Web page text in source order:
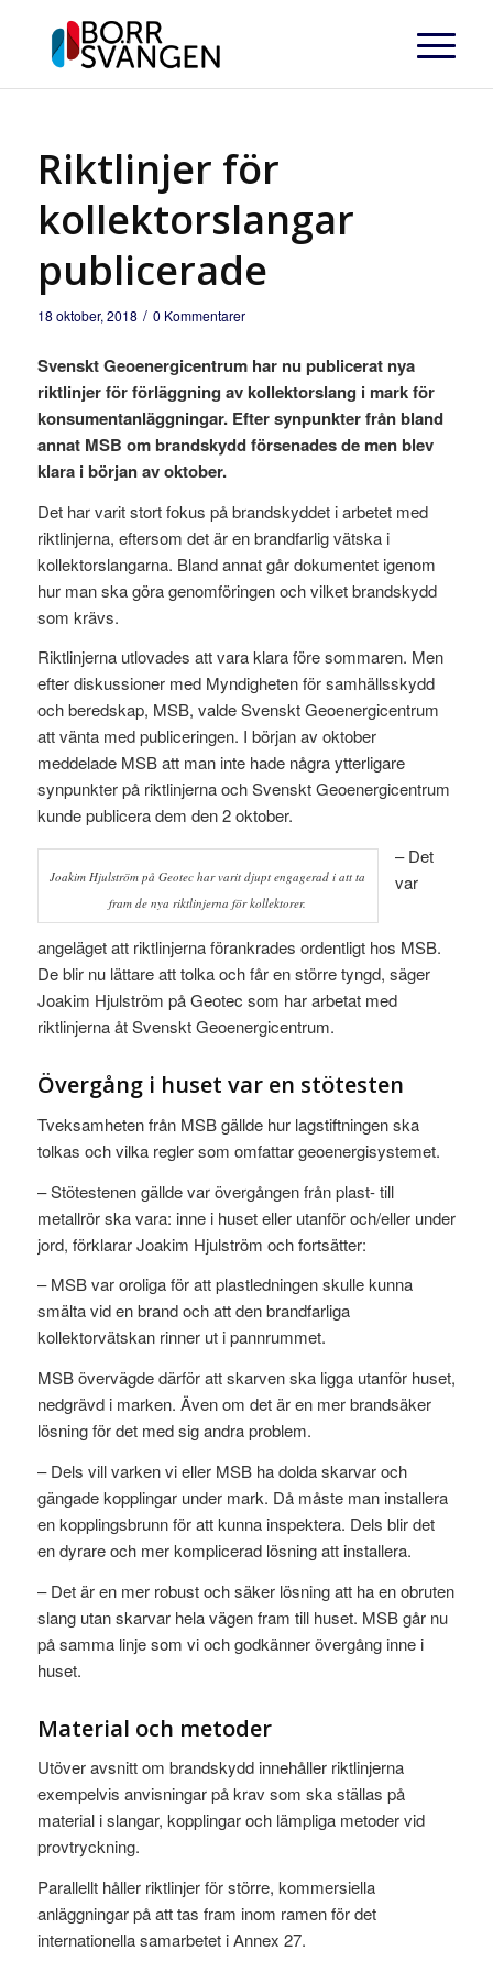
Riktlinjer för
kollektorslangar
publicerade
18 oktober, 2018 / 0 Kommentarer
Svenskt Geoenergicentrum har nu publicerat nya
riktlinjer för förläggning av kollektorslang i mark för
konsumentanläggningar. Efter synpunkter från bland
annat MSB om brandskydd försenades de men blev
klara i början av oktober.
Det har varit stort fokus på brandskyddet i arbetet med
riktlinjerna, eftersom det är en brandfarlig vätska i
kollektorslangarna. Bland annat går dokumentet igenom
hur man ska göra genomföringen och vilket brandskydd
som krävs.
Riktlinjerna utlovades att vara klara före sommaren. Men
efter diskussioner med Myndigheten för samhällsskydd
och beredskap, MSB, valde Svenskt Geoenergicentrum
att vänta med publiceringen. I början av oktober
meddelade MSB att man inte hade några ytterligare
synpunkter på riktlinjerna och Svenskt Geoenergicentrum
kunde publicera dem den 2 oktober.
Joakim Hjulström på Geotec har varit djupt engagerad i att ta
fram de nya riktlinjerna för kollektorer.
– Det
var
angeläget att riktlinjerna förankrades ordentligt hos MSB.
De blir nu lättare att tolka och får en större tyngd, säger
Joakim Hjulström på Geotec som har arbetat med
riktlinjerna åt Svenskt Geoenergicentrum.
Övergång i huset var en stötesten
Tveksamheten från MSB gällde hur lagstiftningen ska
tolkas och vilka regler som omfattar geoenergisystemet.
– Stötestenen gällde var övergången från plast- till
metallrör ska vara: inne i huset eller utanför och/eller under
jord, förklarar Joakim Hjulström och fortsätter:
– MSB var oroliga för att plastledningen skulle kunna
smälta vid en brand och att den brandfarliga
kollektorvätskan rinner ut i pannrummet.
MSB övervägde därför att skarven ska ligga utanför huset,
nedgrävd i marken. Även om det är en mer brandsäker
lösning för det med sig andra problem.
– Dels vill varken vi eller MSB ha dolda skarvar och
gängade kopplingar under mark. Då måste man installera
en kopplingsbrunn för att kunna inspektera. Dels blir det
en dyrare och mer komplicerad lösning att installera.
– Det är en mer robust och säker lösning att ha en obruten
slang utan skarvar hela vägen fram till huset. MSB går nu
på samma linje som vi och godkänner övergång inne i
huset.
Material och metoder
Utöver avsnitt om brandskydd innehåller riktlinjerna
exempelvis anvisningar på krav som ska ställas på
material i slangar, kopplingar och lämpliga metoder vid
provtryckning.
Parallellt håller riktlinjer för större, kommersiella
anläggningar på att tas fram inom ramen för det
internationella samarbetet i Annex 27.